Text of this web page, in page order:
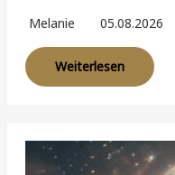
Melanie 05.08.2026
Weiterlesen